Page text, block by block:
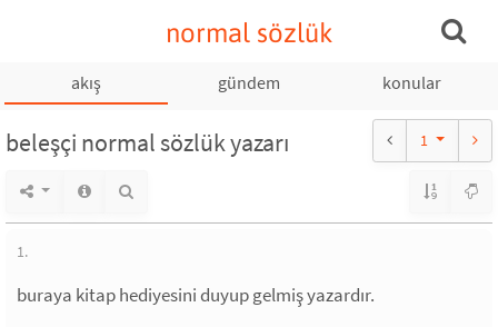
normal sözlük
akış gündem konular
beleşçi normal sözlük yazarı 1
1.
buraya kitap hediyesini duyup gelmiş yazardır.